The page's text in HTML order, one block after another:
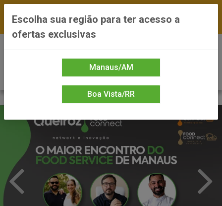
*Preços exclusivos do site — Entrega em até 24h
Escolha sua região para ter acesso a
ofertas exclusivas
Manaus/AM
Boa Vista/RR